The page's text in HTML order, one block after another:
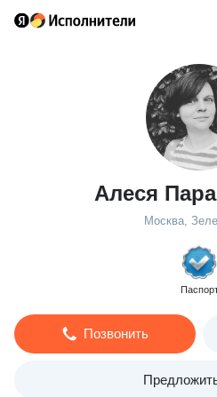
Алеся
Москва,
Позвонить